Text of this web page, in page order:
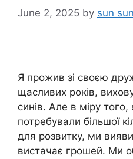
June 2, 2025 by sun sun
Я прожив зі своєю
щасливих років,
синів. Але в міру того,
потребували більшої
для розвитку, ми
вистачає грошей. Ми